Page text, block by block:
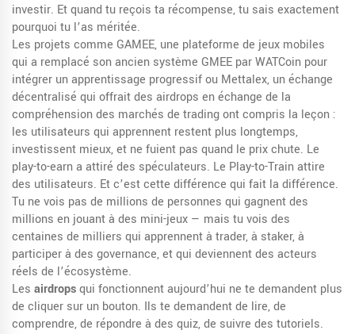
investir. Et quand tu reçois ta récompense, tu sais exactement
pourquoi tu l’as méritée.
Les projets comme GAMEE, une plateforme de jeux mobiles
qui a remplacé son ancien système GMEE par WATCoin pour
intégrer un apprentissage progressifou Mettalex, un échange
décentralisé qui offrait des airdrops en échange de la
compréhension des marchés de tradingont compris la leçon :
les utilisateurs qui apprennent restent plus longtemps,
investissent mieux, et ne fuient pas quand le prix chute. Le
play-to-earn a attiré des spéculateurs. Le Play-to-Train attire
des utilisateurs. Et c’est cette différence qui fait la différence.
Tu ne vois pas de millions de personnes qui gagnent des
millions en jouant à des mini-jeux — mais tu vois des
centaines de milliers qui apprennent à trader, à staker, à
participer à des governance, et qui deviennent des acteurs
réels de l’écosystème.
Les airdropsqui fonctionnent aujourd’hui ne te demandent plus
de cliquer sur un bouton. Ils te demandent de lire, de
comprendre, de répondre à des quiz, de suivre des tutoriels.